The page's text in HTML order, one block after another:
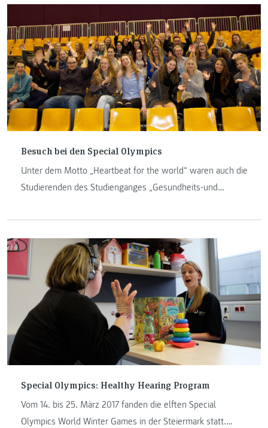
Besuch bei den Special Olympics
Unter dem Motto „Heartbeat for the world“ waren auch die
Studierenden des Studienganges „Gesundheits-und
über neue Erfahrungen, die Sportbewerbe und positive
Erinnerungen.
Special Olympics: Healthy Hearing Program
Vom 14. bis 25. März 2017 fanden die elften Special
Olympics World Winter Games in der Steiermark statt.